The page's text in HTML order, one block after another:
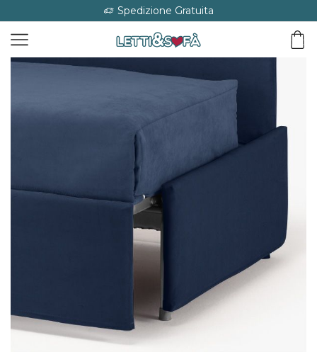
Spedizione Gratuita